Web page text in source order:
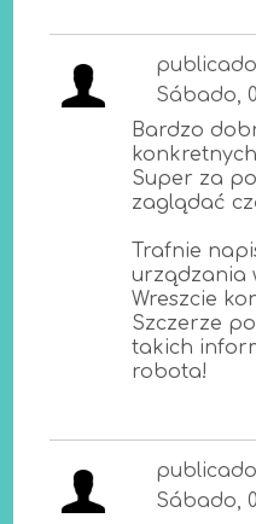
Sábado,
Bardzo
Super za
zaglądać
Trafnie
urządzania
Wreszcie
Szczerze
takich
robota!
Sábado,